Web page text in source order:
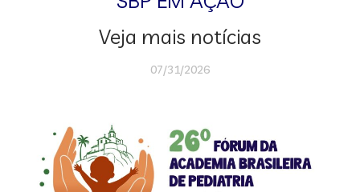
Veja mais notícias
07/31/2026